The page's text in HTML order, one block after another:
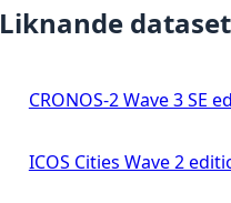
Liknande
CRONOS-2 Wave 3 SE
ICOS Cities Wave 2